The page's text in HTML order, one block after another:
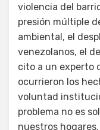
violencia del
presión múltiple
ambiental, el
venezolanos, el
cito a un experto
ocurrieron los
voluntad
problema no es
nuestros